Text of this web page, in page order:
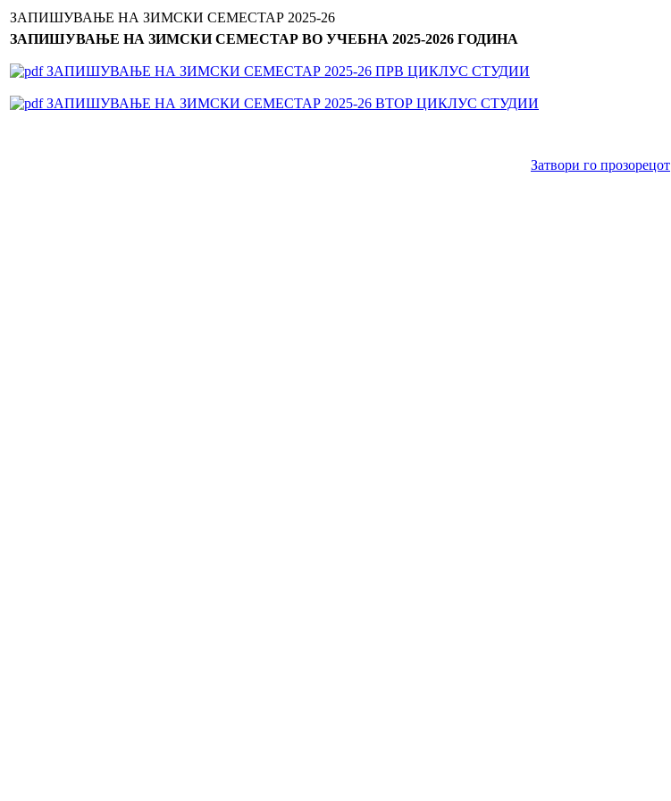
ЗАПИШУВАЊЕ НА ЗИМСКИ СЕМЕСТАР 2025-26
ЗАПИШУВАЊЕ НА ЗИМСКИ СЕМЕСТАР ВО УЧЕБНА 2025-2026 ГОДИНА
ЗАПИШУВАЊЕ НА ЗИМСКИ СЕМЕСТАР 2025-26 ПРВ ЦИКЛУС СТУДИИ
ЗАПИШУВАЊЕ НА ЗИМСКИ СЕМЕСТАР 2025-26 ВТОР ЦИКЛУС СТУДИИ
Затвори го прозорецот